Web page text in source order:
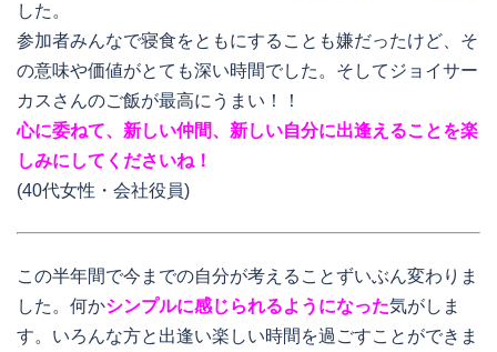
した。
参加者みんなで寝食をともにすることも嫌だったけど、そ
の意味や価値がとても深い時間でした。そしてジョイサー
カスさんのご飯が最高にうまい！！
心に委ねて、新しい仲間、新しい自分に出逢えることを楽
しみにしてくださいね！
(40代女性・会社役員)
この半年間で今までの自分が考えることずいぶん変わりま
した。何かシンプルに感じられるようになった気がしま
す。いろんな方と出逢い楽しい時間を過ごすことができま